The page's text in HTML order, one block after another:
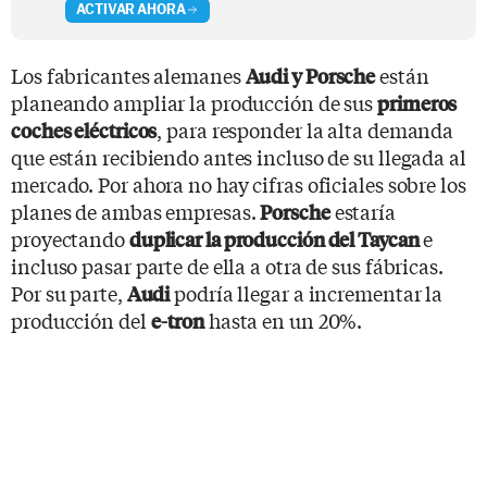
ACTIVAR AHORA
Los fabricantes alemanesAudi y Porscheestán
planeando ampliar la producción de susprimeros
coches eléctricos, para responder la alta demanda
que están recibiendo antes incluso de su llegada al
mercado. Por ahora no hay cifras oficiales sobre los
planes de ambas empresas.Porscheestaría
proyectandoduplicar la producción del Taycane
incluso pasar parte de ella a otra de sus fábricas.
Por su parte, Audipodría llegar a incrementar la
producción del e-tronhasta en un 20%.